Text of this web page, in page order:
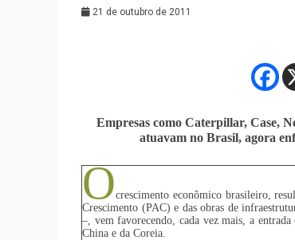
21 de outubro de 2011
Empresas como Caterpillar, Case,
atuavam no Brasil, agora
Ocrescimento econômico brasileiro,
Crescimento (PAC) e das obras de
–, vem favorecendo, cada vez mais, a
China e da Coreia.